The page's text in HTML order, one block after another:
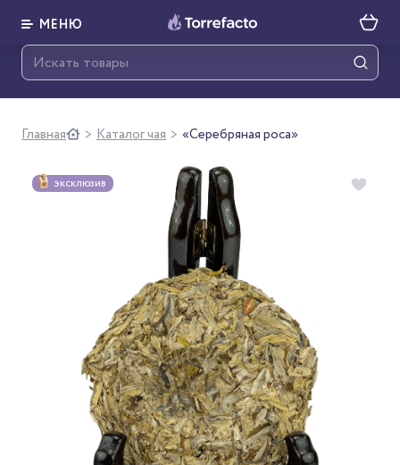
МЕНЮ
Главная > Каталог чая > «Серебряная роса»
ЭКСКЛЮЗИВ